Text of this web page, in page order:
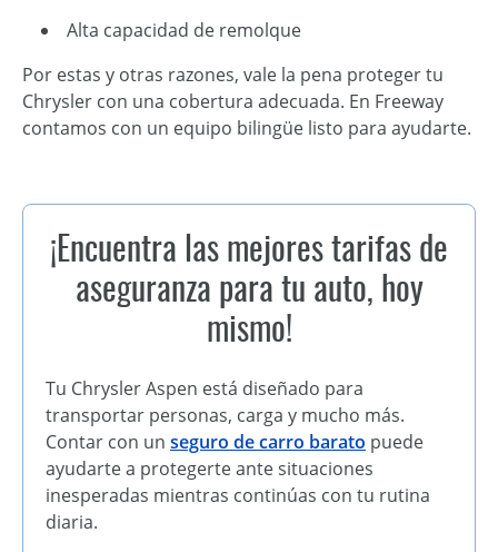
Alta capacidad de remolque
Por estas y otras razones, vale la pena proteger tu
Chrysler con una cobertura adecuada. En Freeway
contamos con un equipo bilingüe listo para ayudarte.
¡Encuentra las mejores tarifas de
aseguranza para tu auto, hoy
mismo!
Tu Chrysler Aspen está diseñado para
transportar personas, carga y mucho más.
Contar con un seguro de carro barato puede
ayudarte a protegerte ante situaciones
inesperadas mientras continúas con tu rutina
diaria.